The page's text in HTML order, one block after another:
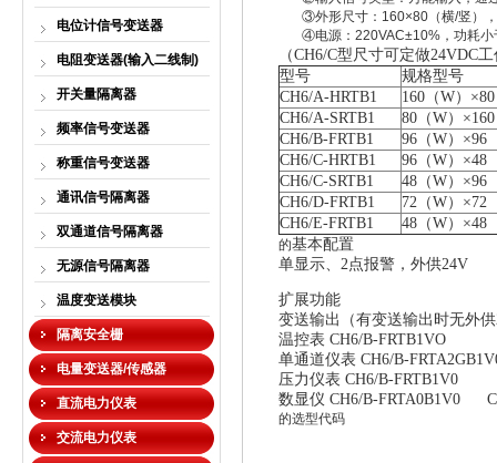
电位计信号变送器
电阻变送器(输入二线制)
开关量隔离器
频率信号变送器
称重信号变送器
通讯信号隔离器
双通道信号隔离器
无源信号隔离器
温度变送模块
隔离安全栅
电量变送器/传感器
直流电力仪表
交流电力仪表
③外形尺寸：160×80（横/竖），
④电源：220VAC±10%，功耗小
（CH6/C型尺寸可定做24VDC
型号
规格型号
CH6/A-HRTB1
160（W）
CH6/A-SRTB1
80（W）
CH6/B-FRTB1
96（W）×96
CH6/C-HRTB1
96（W）×48
CH6/C-SRTB1
48（W）×96
CH6/D-FRTB1
72（W）×72
CH6/E-FRTB1
48（W）×48
的基本配置
单显示、2点报警，外供24V
扩展功能
变送输出（有变送输出时无外
温控表 CH6/B-FRTB1VO
单通道仪表 CH6/B-
压力仪表 CH6/B-FRTB1V0
数显仪 CH6/B-FRTA0B1V0
的选型代码